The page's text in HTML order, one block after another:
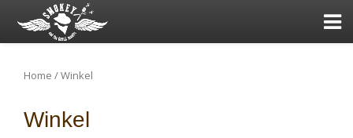
Home / Winkel
Winkel